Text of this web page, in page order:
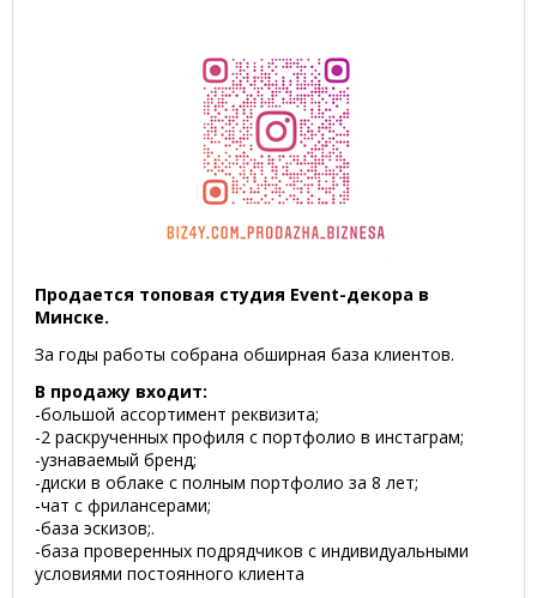
Продается топовая студия Event-декора в
Минске.
За годы работы собрана обширная база клиентов.
В продажу входит:
-большой ассортимент реквизита;
-2 раскрученных профиля с портфолио в инстаграм;
-узнаваемый бренд;
-диски в облаке с полным портфолио за 8 лет;
-чат с фрилансерами;
-база эскизов;.
-база проверенных подрядчиков с индивидуальными
условиями постоянного клиента